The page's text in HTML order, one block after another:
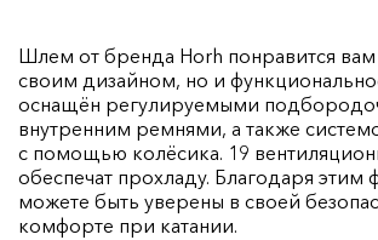
Шлем от бренда Horh понравится вам
своим дизайном, но и
оснащён регулируемыми
внутренним ремнями, а также
с помощью колёсика. 19
обеспечат прохладу. Благодаря этим
можете быть уверены в своей
комфорте при катании.